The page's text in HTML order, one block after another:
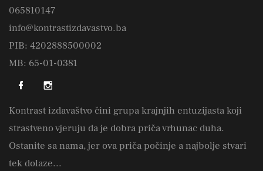
065810147
info@kontrastizdavastvo.ba
PIB: 4202888500002
MB: 65-01-0381
Kontrast izdavaštvo čini grupa krajnjih entuzijasta koji
strastveno vjeruju da je dobra priča vrhunac duha.
Ostanite sa nama, jer ova priča počinje a najbolje stvari
tek dolaze...